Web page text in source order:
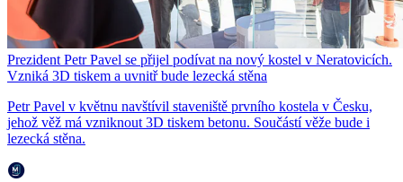
Prezident Petr Pavel se přijel podívat na nový kostel v Neratovicích.
Vzniká 3D tiskem a uvnitř bude lezecká stěna
Petr Pavel v květnu navštívil staveniště prvního kostela v Česku,
jehož věž má vzniknout 3D tiskem betonu. Součástí věže bude i
lezecká stěna.